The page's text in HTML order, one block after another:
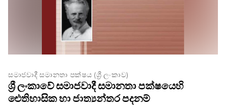
සමාජවාදී සමානතා පක්ෂය (ශ්‍රී ලංකාව)
ශ්‍රී ලංකාවේ සමාජවාදී සමානතා පක්ෂයෙහි
ඓතිහාසික හා ජාත්‍යන්තර පදනම්